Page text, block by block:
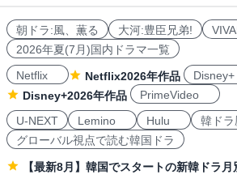
朝ドラ:風、薫る 大河:豊臣兄弟!
2026年夏(7月)国内ドラマ一覧
Netflix
Netflix2026年作品
Disney+2026年作品
PrimeVideo
U-NEXT
Lemino Hulu
韓ドラ
グローバル視点で読む韓国ドラ
【最新8月】韓国でスタートの新韓ドラ月